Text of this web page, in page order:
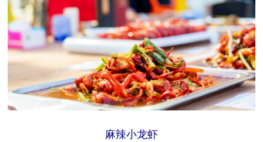
麻辣小龙虾